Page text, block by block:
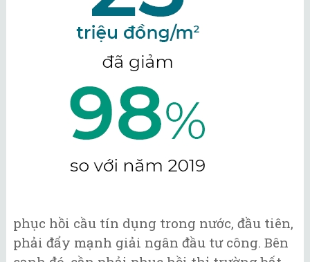
phục hồi cầu tín dụng trong nước, đầu tiên,
phải đẩy mạnh giải ngân đầu tư công. Bên